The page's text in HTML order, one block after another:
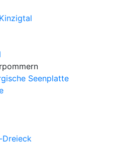
Seenplatte
Dreieck